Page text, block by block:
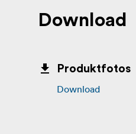
Download
Produktfotos
Download